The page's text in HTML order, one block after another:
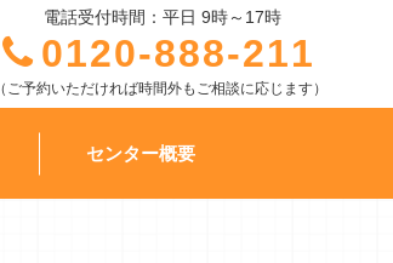
電話受付時間：平日 9時～17時
0120-888-211
（ご予約いただければ時間外もご相談に応じます）
センター概要